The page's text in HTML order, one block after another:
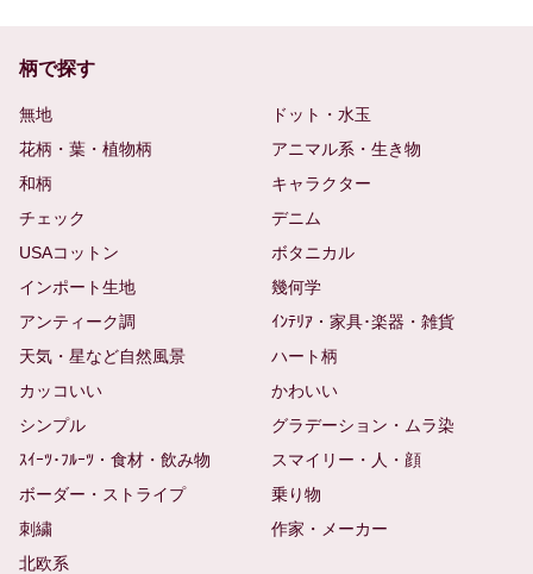
柄で探す
無地
ドット・水玉
花柄・葉・植物柄
アニマル系・生き物
和柄
キャラクター
チェック
デニム
USAコットン
ボタニカル
インポート生地
幾何学
アンティーク調
ｲﾝﾃﾘｱ・家具･楽器・雑貨
天気・星など自然風景
ハート柄
カッコいい
かわいい
シンプル
グラデーション・ムラ染
ｽｲｰﾂ･ﾌﾙｰﾂ・食材・飲み物
スマイリー・人・顔
ボーダー・ストライプ
乗り物
刺繍
作家・メーカー
北欧系